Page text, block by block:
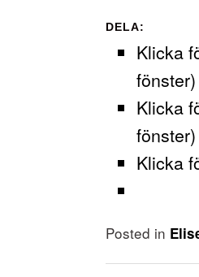
DELA:
Klicka
fönster)
Klicka
fönster)
Klicka
Posted in